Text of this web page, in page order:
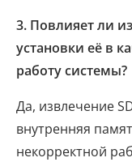
3. Повлияет ли
установки её в
работу системы?
Да, извлечение
внутренняя
некорректной